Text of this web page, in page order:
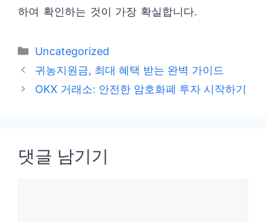
하여 확인하는 것이 가장 확실합니다.
카
테
리
Uncategorized
귀농지원금, 최대 혜택 받는 완벽 가이드
OKX 거래소: 안전한 암호화폐 투자 시작하기
댓글 남기기